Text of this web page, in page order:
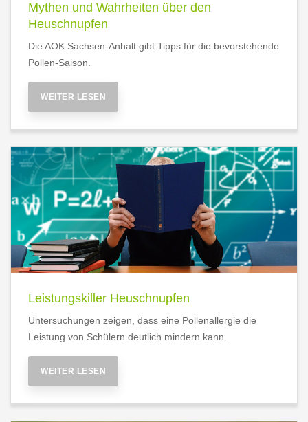
Mythen und Wahrheiten über den
Heuschnupfen
Die AOK Sachsen-Anhalt gibt Tipps für die bevorstehende
Pollen-Saison.
WEITER LESEN
Leistungskiller Heuschnupfen
Untersuchungen zeigen, dass eine Pollenallergie die
Leistung von Schülern deutlich mindern kann.
WEITER LESEN